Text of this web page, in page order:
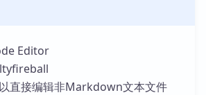
Editor
直接编辑非Markdown文本文件